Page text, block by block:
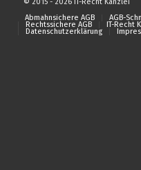
Abmahnsichere AGB
AGB-
Rechtssichere AGB IT-Recht
Datenschutzerklärung